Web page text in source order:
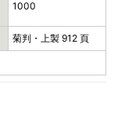
1000
菊判・上製 912 頁